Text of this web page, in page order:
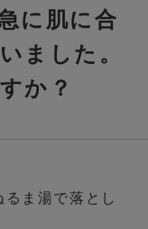
に肌に合
ました。
か？
ま湯で落とし